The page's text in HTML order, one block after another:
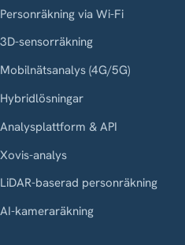
Personräkning via Wi-Fi
3D-sensorräkning
Mobilnätsanalys (4G/5G)
Hybridlösningar
Analysplattform & API
Xovis-analys
LiDAR-baserad personräkning
AI-kameraräkning